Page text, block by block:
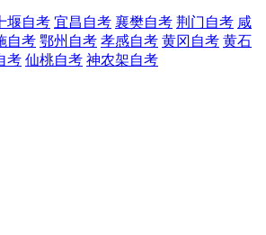
堰自考 宜昌自考 襄樊自考 荆门自考 咸
自考 鄂州自考 孝感自考 黄冈自考 黄石
考 仙桃自考 神农架自考